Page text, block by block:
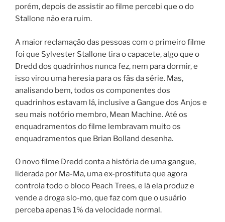
porém, depois de assistir ao filme percebi que o do
Stallone não era ruim.
A maior reclamação das pessoas com o primeiro filme
foi que Sylvester Stallone tira o capacete, algo que o
Dredd dos quadrinhos nunca fez, nem para dormir, e
isso virou uma heresia para os fãs da série. Mas,
analisando bem, todos os componentes dos
quadrinhos estavam lá, inclusive a Gangue dos Anjos e
seu mais notório membro, Mean Machine. Até os
enquadramentos do filme lembravam muito os
enquadramentos que Brian Bolland desenha.
O novo filme Dredd conta a história de uma gangue,
liderada por Ma-Ma, uma ex-prostituta que agora
controla todo o bloco Peach Trees, e lá ela produz e
vende a droga slo-mo, que faz com que o usuário
perceba apenas 1% da velocidade normal.